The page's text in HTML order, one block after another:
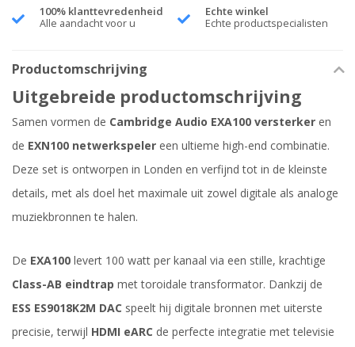
100% klanttevredenheid
Alle aandacht voor u
Echte winkel
Echte productspecialisten
Productomschrijving
Uitgebreide productomschrijving
Samen vormen de Cambridge Audio EXA100 versterker en
de EXN100 netwerkspeler een ultieme high-end combinatie.
Deze set is ontworpen in Londen en verfijnd tot in de kleinste
details, met als doel het maximale uit zowel digitale als analoge
muziekbronnen te halen.
De EXA100 levert 100 watt per kanaal via een stille, krachtige
Class-AB eindtrap met toroidale transformator. Dankzij de
ESS ES9018K2M DAC speelt hij digitale bronnen met uiterste
precisie, terwijl HDMI eARC de perfecte integratie met televisie